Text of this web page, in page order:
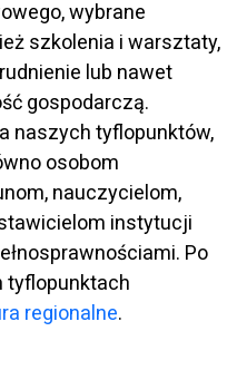
wybrane
szkolenia i warsztaty,
lub nawet
gospodarczą.
naszych tyflopunktów,
osobom
nauczycielom,
instytucji
Po
tyflopunktach
regionalne.